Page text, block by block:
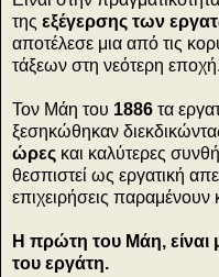
της εξέγερσης των
αποτέλεσε μια από τις
τάξεων στη νεότερη εποχή.
Τον Μάη του 1886 τα
ξεσηκώθηκαν
ώρες και καλύτερες
θεσπιστεί ως εργατική
επιχειρήσεις παραμένουν
Η πρώτη του Μάη, είναι
του εργάτη.